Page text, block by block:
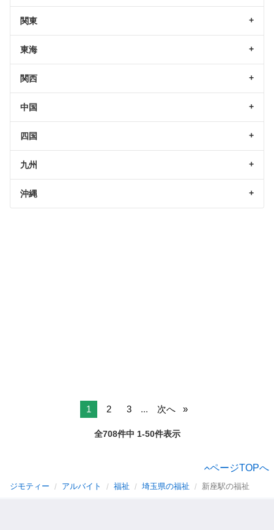
関東
東海
関西
中国
四国
九州
沖縄
1 2 3 ... 次へ
全708件中 1-50件表示
ページTOPへ
ジモティー アルバイト 福祉 埼玉県の福祉 新座駅の福祉